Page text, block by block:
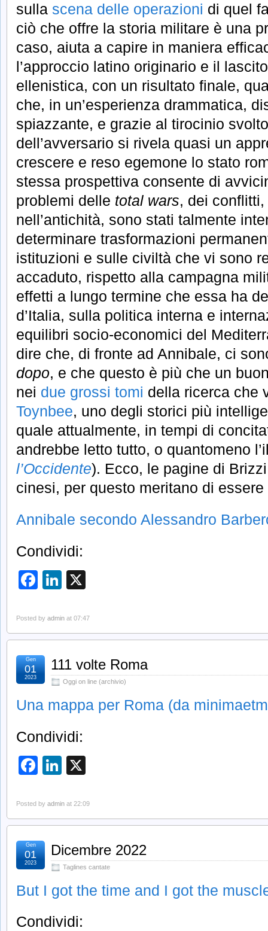
sulla scena delle operazioni di quel
ciò che offre la storia militare è una
caso, aiuta a capire in maniera
l’approccio latino originario e il
ellenistica, con un risultato finale,
che, in un’esperienza drammatica,
spiazzante, e grazie al tirocinio
dell’avversario si rivela quasi un
crescere e reso egemone lo stato
stessa prospettiva consente di
problemi delle total wars, dei
nell’antichità, sono stati talmente
determinare trasformazioni
istituzioni e sulle civiltà che vi sono
accaduto, rispetto alla campagna
effetti a lungo termine che essa ha
d’Italia, sulla politica interna e
equilibri socio-economici del
dire che, di fronte ad Annibale, ci
dopo, e che questo è più che un
nei due grossi tomi della ricerca che
Toynbee, uno degli storici più
quale attualmente, in tempi di
andrebbe letto tutto, o quantomeno
l’Occidente). Ecco, le pagine di
cinesi, per questo meritano di
Annibale secondo Alessandro
Condividi:
Facebook
LinkedIn
Posted by admin at 07:47
111 volte Roma
Oggi on line (archivio)
Gen
01
2023
Una mappa per Roma (da
Condividi:
Facebook
LinkedIn
Posted by admin at 22:09
Dicembre 2022
Taglines cantate
Gen
01
2023
But I got the time and I got the
Condividi: